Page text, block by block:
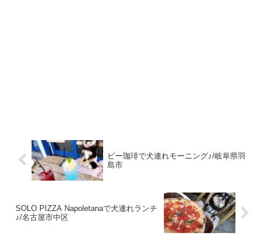
ビー珈琲で犬連れモーニング♪/岐阜県羽
島市
SOLO PIZZA Napoletanaで犬連れランチ
♪/名古屋市中区